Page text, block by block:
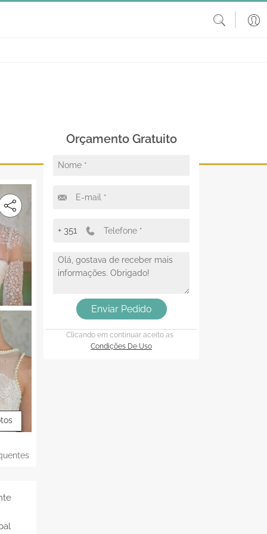
Orçamento Gratuito
+ 351
Enviar Pedido
Clicando em continuar aceito as
Condições De Uso